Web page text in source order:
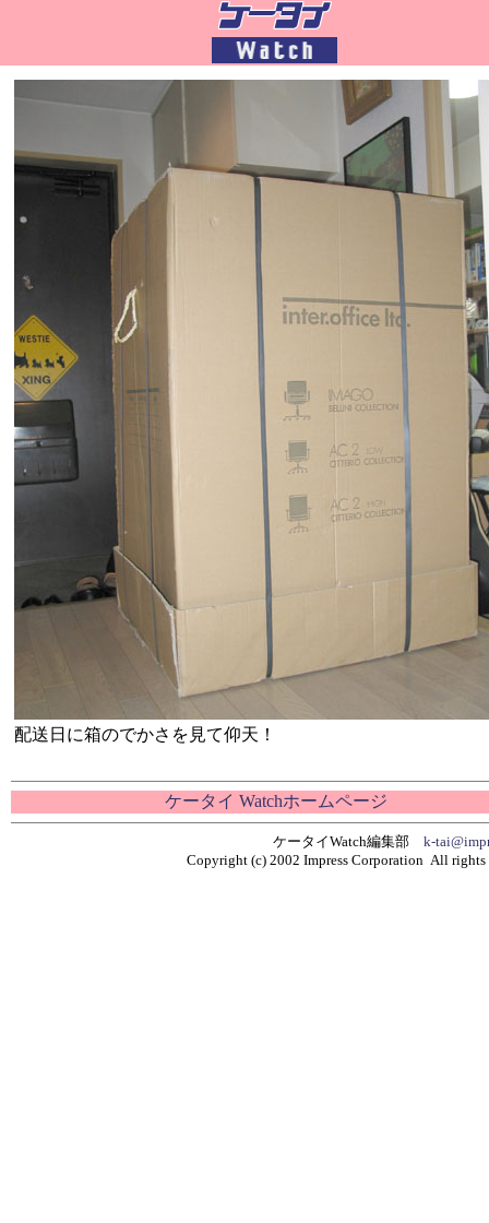
配送日に箱のでかさを見て仰天！
ケータイ Watchホームページ
ケータイWatch編集部 k-
Copyright (c) 2002 Impress Corporation All rights